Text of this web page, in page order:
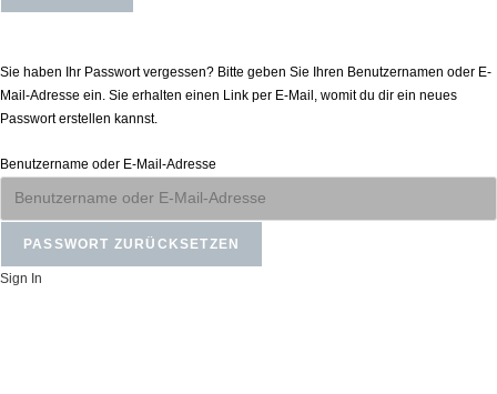
Sie haben Ihr Passwort vergessen? Bitte geben Sie Ihren Benutzernamen oder E-
Mail-Adresse ein. Sie erhalten einen Link per E-Mail, womit du dir ein neues
Passwort erstellen kannst.
Benutzername oder E-Mail-Adresse
Sign In